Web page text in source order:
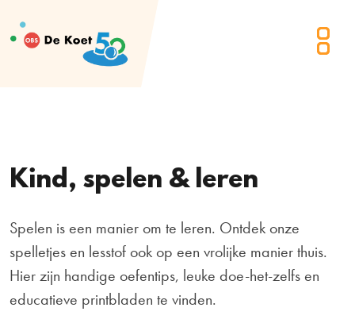
Kind, spelen & leren
Spelen is een manier om te leren. Ontdek onze
spelletjes en lesstof ook op een vrolijke manier thuis.
Hier zijn handige oefentips, leuke doe-het-zelfs en
educatieve printbladen te vinden.